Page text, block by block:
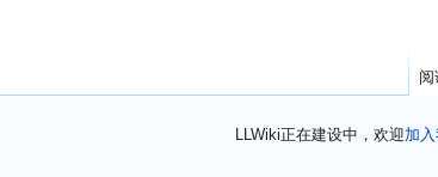
LLWiki正在建设中，欢迎加
阅